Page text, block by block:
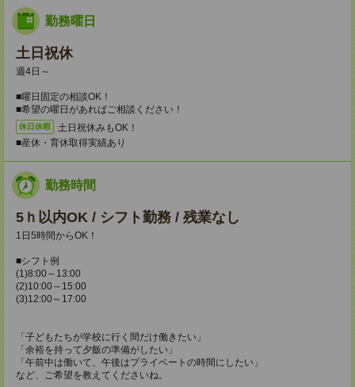
勤務曜日
土日祝休
週4日～
■曜日固定の相談OK！
■希望の曜日があればご相談ください！
休日休暇
土日祝休みもOK！
■産休・育休取得実績あり
勤務時間
5ｈ以内OK / シフト勤務 / 残業なし
1日5時間からOK！
■シフト例
(1)8:00～13:00
(2)10:00～15:00
(3)12:00～17:00
「子どもたちが学校に行く間だけ働きたい」
「余裕を持って夕飯の準備がしたい」
「午前中は働いて、午後はプライベートの時間にしたい」
など、ご希望を教えてくださいね。